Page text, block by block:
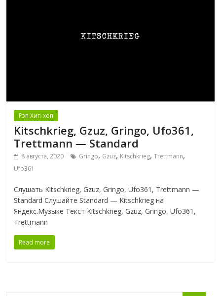
Рэп Хип-хоп
Kitschkrieg, Gzuz, Gringo, Ufo361,
Trettmann — Standard
8 августа, 2020 Gringo, Gzuz, Kitschkrieg,Trettmann,
Ufo361
Слушать Kitschkrieg, Gzuz, Gringo, Ufo361, Trettmann —
Standard Слушайте Standard — Kitschkrieg на
Яндекс.Музыке Текст Kitschkrieg, Gzuz, Gringo, Ufo361,
Trettmann
Read more